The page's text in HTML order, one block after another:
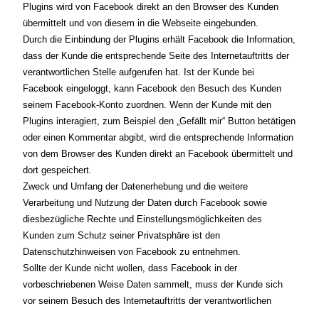
Plugins wird von Facebook direkt an den Browser des Kunden
übermittelt und von diesem in die Webseite eingebunden.
Durch die Einbindung der Plugins erhält Facebook die Information,
dass der Kunde die entsprechende Seite des Internetauftritts der
verantwortlichen Stelle aufgerufen hat. Ist der Kunde bei
Facebook eingeloggt, kann Facebook den Besuch des Kunden
seinem Facebook-Konto zuordnen. Wenn der Kunde mit den
Plugins interagiert, zum Beispiel den „Gefällt mir“ Button betätigen
oder einen Kommentar abgibt, wird die entsprechende Information
von dem Browser des Kunden direkt an Facebook übermittelt und
dort gespeichert.
Zweck und Umfang der Datenerhebung und die weitere
Verarbeitung und Nutzung der Daten durch Facebook sowie
diesbezügliche Rechte und Einstellungsmöglichkeiten des
Kunden zum Schutz seiner Privatsphäre ist den
Datenschutzhinweisen von Facebook zu entnehmen.
Sollte der Kunde nicht wollen, dass Facebook in der
vorbeschriebenen Weise Daten sammelt, muss der Kunde sich
vor seinem Besuch des Internetauftritts der verantwortlichen